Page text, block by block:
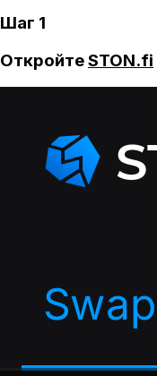
Шаг 1
ОткройтеSTON.fi